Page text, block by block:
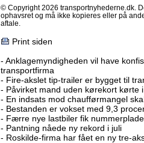
© Copyright 2026 transportnyhederne.dk.
ophavsret og må ikke kopieres eller på
aftale.
Print siden
- Anklagemyndigheden vil have
transportfirma
- Fire-akslet tip-trailer er bygget til
- Påvirket mand uden kørekort kørte
- En indsats mod chaufførmangel
- Bestanden er vokset med 9,3
- Færre nye lastbiler fik
- Pantning nåede ny rekord i juli
- Roskilde-firma har fået en ny tre-